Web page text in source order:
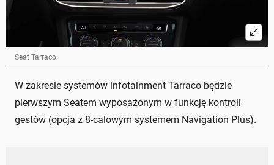
Seat Tarraco
W zakresie systemów infotainment Tarraco będzie
pierwszym Seatem wyposażonym w funkcję kontroli
gestów (opcja z 8-calowym systemem Navigation Plus).